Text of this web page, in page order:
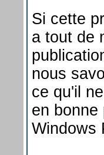
Si cette
a tout de
nous
ce qu'il
en bonne
Windows